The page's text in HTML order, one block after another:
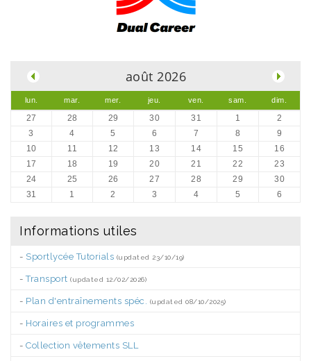
août 2026
lun. mar. mer. jeu. ven. sam. dim.
27 28 29 30 31 1
2
3
4 5 6 7 8
9
10
11 12 13 14 15
16
17
18 19 20 21 22
23
24
25 26 27 28 29
30
31
1 2 3 4 5 6
Informations utiles
- Sportlycée Tutorials (updated 23/10/19)
-Transport (updated 12/02/2026)
- Plan d'entraînements spéc. (updated 08/10/2025)
- Horaires et programmes
- Collection vêtements SLL